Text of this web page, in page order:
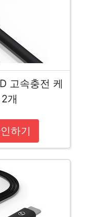
고속충전 케
개
하기